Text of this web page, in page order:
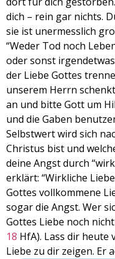
dich – rein gar nichts.
sie ist unermesslich
“Weder Tod noch
oder sonst
der Liebe Gottes
unserem Herrn
an und bitte Gott um
und die Gaben
Selbstwert wird sich
Christus bist und
deine Angst durch
erklärt: “Wirkliche
Gottes vollkommene
sogar die Angst. Wer
Gottes Liebe noch
18 HfA). Lass dir heute
Liebe zu dir zeigen. Er